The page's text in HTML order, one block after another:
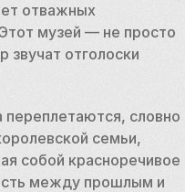
отважных
музей — не просто
отголоски
переплетаются, словно
семьи,
собой красноречивое
между прошлым и